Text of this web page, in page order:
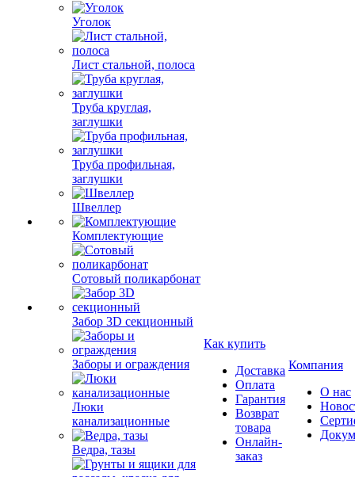
Уголок
Лист стальной, полоса
Труба круглая,
заглушки
Труба профильная,
заглушки
Швеллер
Комплектующие
Сотовый поликарбонат
Забор 3D секционный
Заборы и ограждения
Люки
канализационные
Ведра, тазы
Как купить
Доставка
Оплата
Гарантия
Возврат
товара
Онлайн-
заказ
Компания
О нас